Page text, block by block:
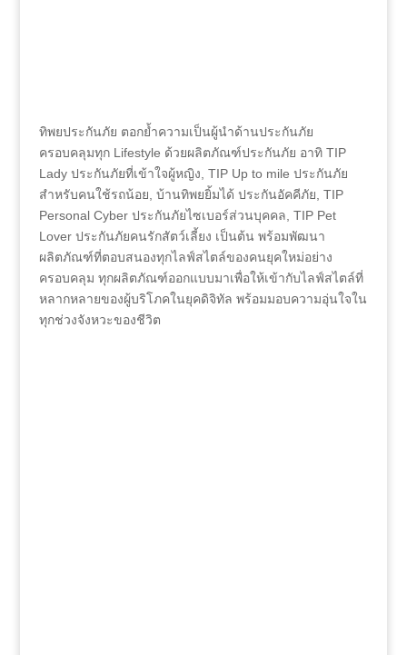
ทิพยประกันภัย ตอกย้ำความเป็นผู้นำด้านประกันภัย
ครอบคลุมทุก Lifestyle ด้วยผลิตภัณฑ์ประกันภัย อาทิ TIP
Lady ประกันภัยที่เข้าใจผู้หญิง, TIP Up to mile ประกันภัย
สำหรับคนใช้รถน้อย, บ้านทิพยยิ้มได้ ประกันอัคคีภัย, TIP
Personal Cyber ประกันภัยไซเบอร์ส่วนบุคคล, TIP Pet
Lover ประกันภัยคนรักสัตว์เลี้ยง เป็นต้น พร้อมพัฒนา
ผลิตภัณฑ์ที่ตอบสนองทุกไลฟ์สไตล์ของคนยุคใหม่อย่าง
ครอบคลุม ทุกผลิตภัณฑ์ออกแบบมาเพื่อให้เข้ากับไลฟ์สไตล์ที่
หลากหลายของผู้บริโภคในยุคดิจิทัล พร้อมมอบความอุ่นใจใน
ทุกช่วงจังหวะของชีวิต